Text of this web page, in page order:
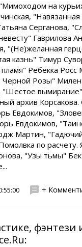
на
Серганова,
Гаврилова
"(Не)желанная
казнь" Тимур
Ребекка Росс
Черной Розы"
"Шестое
архив
Евдокимов,
Евдокимов,
Мартин,
по
"Узы тьмы"
+
фэнтези